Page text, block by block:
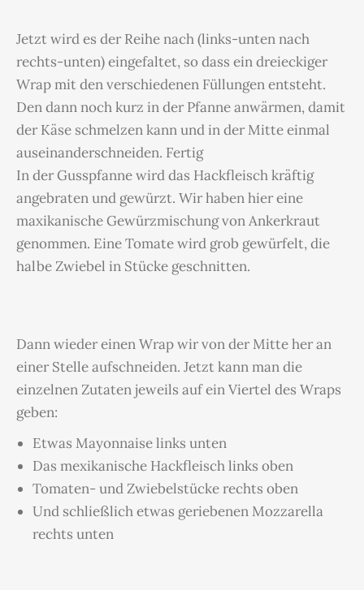
Jetzt wird es der Reihe nach (links-unten nach
rechts-unten) eingefaltet, so dass ein dreieckiger
Wrap mit den verschiedenen Füllungen entsteht.
Den dann noch kurz in der Pfanne anwärmen, damit
der Käse schmelzen kann und in der Mitte einmal
auseinanderschneiden. Fertig
In der Gusspfanne wird das Hackfleisch kräftig
angebraten und gewürzt. Wir haben hier eine
maxikanische Gewürzmischung von Ankerkraut
genommen. Eine Tomate wird grob gewürfelt, die
halbe Zwiebel in Stücke geschnitten.
Dann wieder einen Wrap wir von der Mitte her an
einer Stelle aufschneiden. Jetzt kann man die
einzelnen Zutaten jeweils auf ein Viertel des Wraps
geben:
Etwas Mayonnaise links unten
Das mexikanische Hackfleisch links oben
Tomaten- und Zwiebelstücke rechts oben
Und schließlich etwas geriebenen Mozzarella
rechts unten